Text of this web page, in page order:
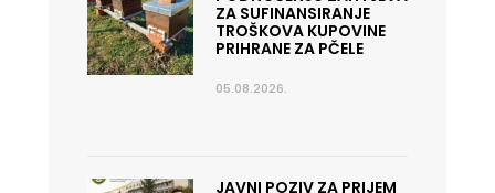
ZA SUFINANSIRANJE
TROŠKOVA KUPOVINE
PRIHRANE ZA PČELE
05.08.2026.
JAVNI POZIV ZA PRIJEM